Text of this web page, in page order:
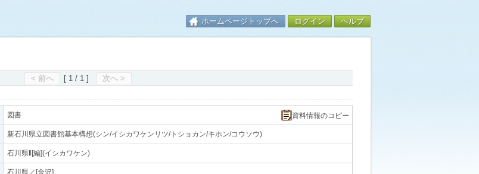
ホームページトップへ ログイン ヘルプ
< 前へ [ 1 / 1 ] 次へ >
図書 資料情報のコピー
新石川県立図書館基本構想(シン/イシカワケンリツ/トショカン/キホン/コウソウ)
石川県‖[編](イシカワケン)
石川県／[金沢]